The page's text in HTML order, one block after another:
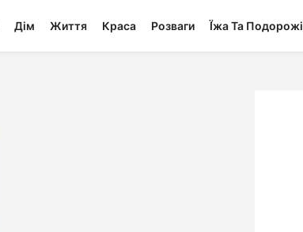
Дім Життя Краса Розваги Ї́жа Та Подорожі